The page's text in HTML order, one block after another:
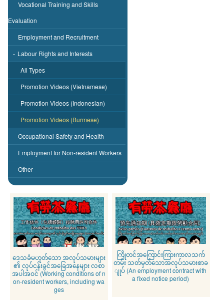
Vocational Training and Skills
Evaluation
Employment and Recruitment
- Labour Rights and Interests
All Types
Promotion Videos (Vietnamese)
Promotion Videos (Indonesian)
Promotion Videos (Burmese)
Occupational Safety and Health
Employment for Non-resident Workers
Other
ဒေသခံမဟုတ်သော အလုပ်သမားများ
၏ လုပ်ငန်းခွင်အခြေအနေများ လစာ
အပါအဝင် (Working conditions of n
on-resident workers, including wa
ges
ကြိုတင်အကြောင်းကြားကာလသက်
တမ်း သတ်မှတ်သောအလုပ်သမားစာခ
ျုပ် (An employment contract with
a fixed notice period)